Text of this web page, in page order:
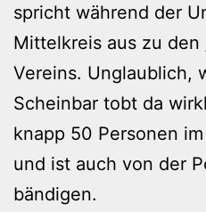
spricht während der
Mittelkreis aus zu den
Vereins. Unglaublich,
Scheinbar tobt da
knapp 50 Personen
und ist auch von der
bändigen.